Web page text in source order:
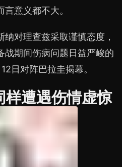
意义都不大。
对理查兹采取谨慎态度，
战期间伤病问题日益严峻的
日对阵巴拉圭揭幕。
样遭遇伤情虚惊